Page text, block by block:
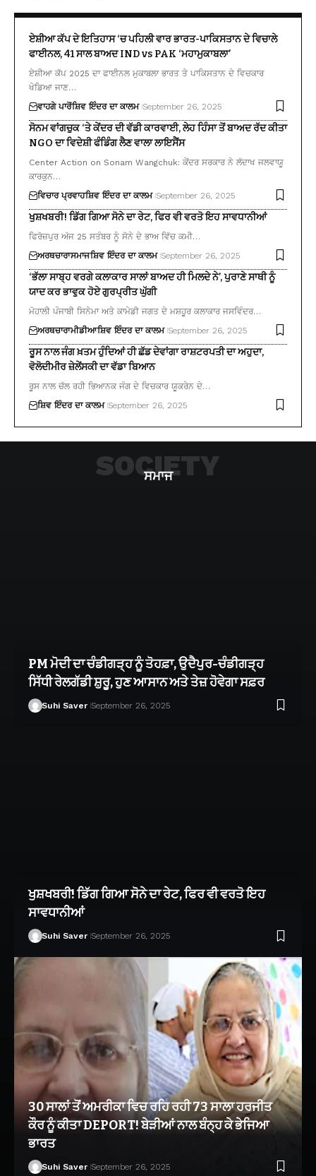
ਏਸ਼ੀਆ ਕੱਪ ਦੇ ਇਤਿਹਾਸ ‘ਚ ਪਹਿਲੀ ਵਾਰ ਭਾਰਤ-ਪਾਕਿਸਤਾਨ ਦੇ ਵਿਚਾਲੇ
ਫਾਈਨਲ, 41 ਸਾਲ ਬਾਅਦ IND vs PAK ‘ਮਹਾਮੁਕਾਬਲਾ’
ਏਸ਼ੀਆ ਕੱਪ 2025 ਦਾ ਫਾਈਨਲ ਮੁਕਾਬਲਾ ਭਾਰਤ ਤੇ ਪਾਕਿਸਤਾਨ ਦੇ ਵਿਚਕਾਰ
ਖੇਡਿਆ ਜਾਣ…
ਵਾਹਗੇ ਪਾਰੋਂਸ਼ਿਵ ਇੰਦਰ ਦਾ ਕਾਲਮ September 26, 2025
ਸੋਨਮ ਵਾਂਗਚੁਕ ‘ਤੇ ਕੇਂਦਰ ਦੀ ਵੱਡੀ ਕਾਰਵਾਈ, ਲੇਹ ਹਿੰਸਾ ਤੋਂ ਬਾਅਦ ਰੱਦ ਕੀਤਾ
NGO ਦਾ ਵਿਦੇਸ਼ੀ ਫੰਡਿੰਗ ਲੈਣ ਵਾਲਾ ਲਾਇਸੈਂਸ
Center Action on Sonam Wangchuk: ਕੇਂਦਰ ਸਰਕਾਰ ਨੇ ਲੱਦਾਖ ਜਲਵਾਯੂ
ਕਾਰਕੁਨ…
ਵਿਚਾਰ ਪ੍ਰਵਾਹਸ਼ਿਵ ਇੰਦਰ ਦਾ ਕਾਲਮ September 26, 2025
ਖੁਸ਼ਖਬਰੀ! ਡਿੱਗ ਗਿਆ ਸੋਨੇ ਦਾ ਰੇਟ, ਫਿਰ ਵੀ ਵਰਤੋ ਇਹ ਸਾਵਧਾਨੀਆਂ
ਫਿਰੋਜ਼ਪੁਰ ਅੱਜ 25 ਸਤੰਬਰ ਨੂੰ ਸੋਨੇ ਦੇ ਭਾਅ ਵਿੱਚ ਕਮੀ…
ਅਰਥਚਾਰਾਸਮਾਜਸ਼ਿਵ ਇੰਦਰ ਦਾ ਕਾਲਮ September 26, 2025
‘ਭੱਲਾ ਸਾਬ੍ਹ ਵਰਗੇ ਕਲਾਕਾਰ ਸਾਲਾਂ ਬਾਅਦ ਹੀ ਮਿਲਦੇ ਨੇ’, ਪੁਰਾਣੇ ਸਾਥੀ ਨੂੰ
ਯਾਦ ਕਰ ਭਾਵੁਕ ਹੋਏ ਗੁਰਪ੍ਰੀਤ ਘੁੱਗੀ
ਮੋਹਾਲੀ ਪੰਜਾਬੀ ਸਿਨੇਮਾ ਅਤੇ ਕਾਮੇਡੀ ਜਗਤ ਦੇ ਮਸ਼ਹੂਰ ਕਲਾਕਾਰ ਜਸਵਿੰਦਰ…
ਅਰਥਚਾਰਾਮੀਡੀਆਸ਼ਿਵ ਇੰਦਰ ਦਾ ਕਾਲਮ September 26, 2025
ਰੂਸ ਨਾਲ ਜੰਗ ਖ਼ਤਮ ਹੁੰਦਿਆਂ ਹੀ ਛੱਡ ਦੇਵਾਂਗਾ ਰਾਸ਼ਟਰਪਤੀ ਦਾ ਅਹੁਦਾ,
ਵੋਲੋਦੀਮੀਰ ਜ਼ੇਲੇਂਸਕੀ ਦਾ ਵੱਡਾ ਬਿਆਨ
ਰੂਸ ਨਾਲ ਚੱਲ ਰਹੀ ਭਿਆਨਕ ਜੰਗ ਦੇ ਵਿਚਕਾਰ ਯੂਕਰੇਨ ਦੇ…
ਸ਼ਿਵ ਇੰਦਰ ਦਾ ਕਾਲਮ September 26, 2025
ਸਮਾਜ
SOCIETY
PM ਮੋਦੀ ਦਾ ਚੰਡੀਗੜ੍ਹ ਨੂੰ ਤੋਹਫ਼ਾ, ਉਦੈਪੁਰ-ਚੰਡੀਗੜ੍ਹ
ਸਿੱਧੀ ਰੇਲਗੱਡੀ ਸ਼ੁਰੂ, ਹੁਣ ਆਸਾਨ ਅਤੇ ਤੇਜ਼ ਹੋਵੇਗਾ ਸਫ਼ਰ
Suhi Saver September 26, 2025
ਖੁਸ਼ਖਬਰੀ! ਡਿੱਗ ਗਿਆ ਸੋਨੇ ਦਾ ਰੇਟ, ਫਿਰ ਵੀ ਵਰਤੋ ਇਹ
ਸਾਵਧਾਨੀਆਂ
Suhi Saver September 26, 2025
30 ਸਾਲਾਂ ਤੋਂ ਅਮਰੀਕਾ ਵਿਚ ਰਹਿ ਰਹੀ 73 ਸਾਲਾ ਹਰਜੀਤ
ਕੌਰ ਨੂੰ ਕੀਤਾ DEPORT! ਬੇੜੀਆਂ ਨਾਲ ਬੰਨ੍ਹ ਕੇ ਭੇਜਿਆ
ਭਾਰਤ
Suhi Saver September 26, 2025